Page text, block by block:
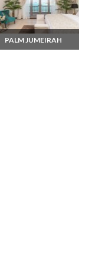
PALM JUMEIRAH
Location Villas Dubai -